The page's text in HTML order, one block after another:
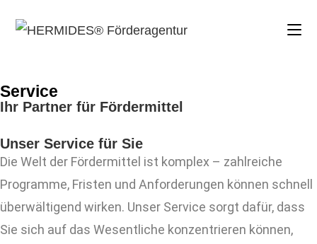
Service
Ihr Partner für Fördermittel
Unser Service für Sie
Die Welt der Fördermittel ist komplex – zahlreiche
Programme, Fristen und Anforderungen können schnell
überwältigend wirken. Unser Service sorgt dafür, dass
Sie sich auf das Wesentliche konzentrieren können,